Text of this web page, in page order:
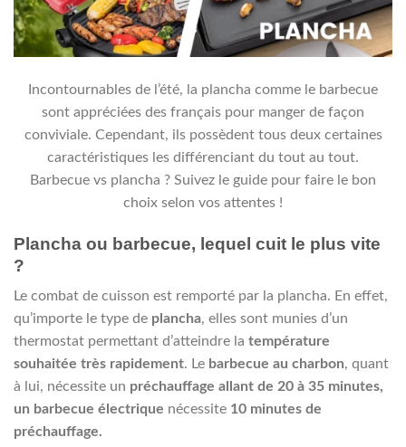
Incontournables de l’été, la plancha comme le barbecue
sont appréciées des français pour manger de façon
conviviale. Cependant, ils possèdent tous deux certaines
caractéristiques les différenciant du tout au tout.
Barbecue vs plancha ? Suivez le guide pour faire le bon
choix selon vos attentes !
Plancha ou barbecue, lequel cuit le plus vite
?
Le combat de cuisson est remporté par la plancha. En effet,
qu’importe le type de plancha, elles sont munies d’un
thermostat permettant d’atteindre la température
souhaitée très rapidement. Le barbecue au charbon, quant
à lui, nécessite un préchauffage allant de 20 à 35 minutes,
un barbecue électrique nécessite 10 minutes de
préchauffage.